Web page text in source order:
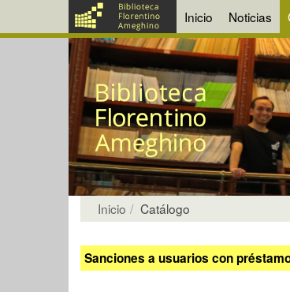
Inicio Noticias
Inicio Catálogo
Sanciones a usuarios con